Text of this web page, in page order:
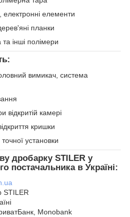
електронні елементи
планки
та інші полімери
вимикач, система
відкритій камері
кришки
установки
дробарку STILER у
постачальника в Україні:
STILER
Monobank